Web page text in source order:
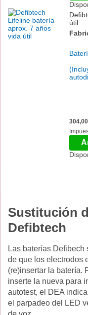
útil
Sustitución
Defibtech
Las baterías Defibech
de que los electrodos
(re)insertar la batería.
inserte la nueva para
autotest, el DEA
el parpadeo del LED